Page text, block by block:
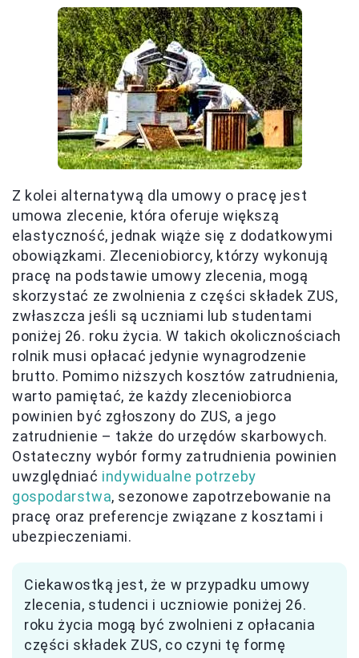
Z kolei alternatywą dla umowy o pracę jest
umowa zlecenie, która oferuje większą
elastyczność, jednak wiąże się z dodatkowymi
obowiązkami. Zleceniobiorcy, którzy wykonują
pracę na podstawie umowy zlecenia, mogą
skorzystać ze zwolnienia z części składek ZUS,
zwłaszcza jeśli są uczniami lub studentami
poniżej 26. roku życia. W takich okolicznościach
rolnik musi opłacać jedynie wynagrodzenie
brutto. Pomimo niższych kosztów zatrudnienia,
warto pamiętać, że każdy zleceniobiorca
powinien być zgłoszony do ZUS, a jego
zatrudnienie – także do urzędów skarbowych.
Ostateczny wybór formy zatrudnienia powinien
uwzględniać indywidualne potrzeby
gospodarstwa, sezonowe zapotrzebowanie na
pracę oraz preferencje związane z kosztami i
ubezpieczeniami.
Ciekawostką jest, że w przypadku umowy
zlecenia, studenci i uczniowie poniżej 26.
roku życia mogą być zwolnieni z opłacania
części składek ZUS, co czyni tę formę